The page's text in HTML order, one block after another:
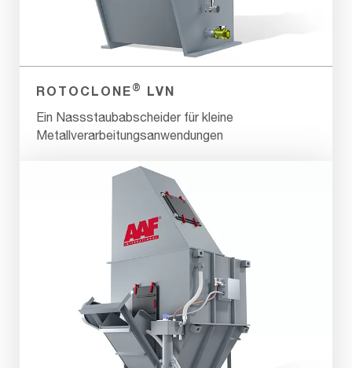
ROTOCLONE ® LVN
Ein Nassstaubabscheider für kleine
Metallverarbeitungsanwendungen